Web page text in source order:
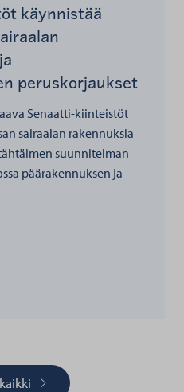
käynnistää
peruskorjaukset
Senaatti-kiinteistöt
sairaalan rakennuksia
suunnitelman
päärakennuksen ja